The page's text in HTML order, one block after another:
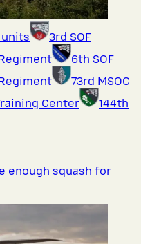
3rd SOF
6th SOF
73rd MSOC
Center
144th
enough squash for